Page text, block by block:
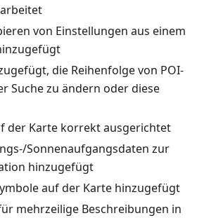
von Einstellungen aus einem
die Reihenfolge von POI-
Suche zu ändern oder diese
der Karte korrekt ausgerichtet
Sonnenaufgangsdaten zur
hinzugefügt
auf der Karte hinzugefügt
mehrzeilige Beschreibungen in